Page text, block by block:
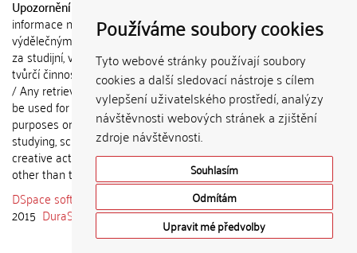
Používáme soubory cookies
Tyto webové stránky používají soubory
cookies a další sledovací nástroje s cílem
vylepšení uživatelského prostředí, analýzy
návštěvnosti webových stránek a zjištění
zdroje návštěvnosti.
Souhlasím
Odmítám
Upravit mé předvolby
Upozornění / Notice:
informace nemohou být použity k
výdělečným účelům nebo vydávány
za studijní, vědeckou nebo jinou
tvůrčí činnost jiné osoby než autora.
/ Any retrieved information shall not
be used for any commercial
purposes or claimed as results of
studying, scientific or any other
creative activities of any person
other than the author.
DSpace software
copyright © 2002-
2015 DuraSpace